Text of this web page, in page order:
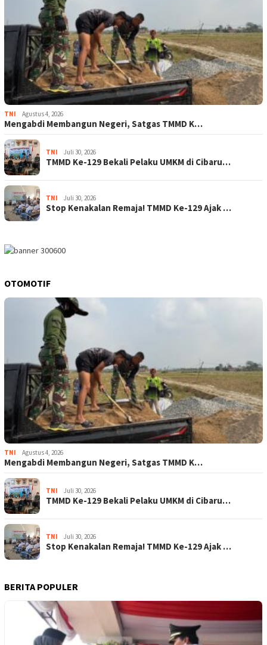
TNI Agustus 4, 2026
Mengabdi Membangun Negeri, Satgas TMMD K…
TNI Juli 30, 2026
TMMD Ke-129 Bekali Pelaku UMKM di Cibaru…
TNI Juli 30, 2026
Stop Kenakalan Remaja! TMMD Ke-129 Ajak …
OTOMOTIF
TNI Agustus 4, 2026
Mengabdi Membangun Negeri, Satgas TMMD K…
TNI Juli 30, 2026
TMMD Ke-129 Bekali Pelaku UMKM di Cibaru…
TNI Juli 30, 2026
Stop Kenakalan Remaja! TMMD Ke-129 Ajak …
BERITA POPULER